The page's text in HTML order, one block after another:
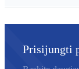
Prisijungti